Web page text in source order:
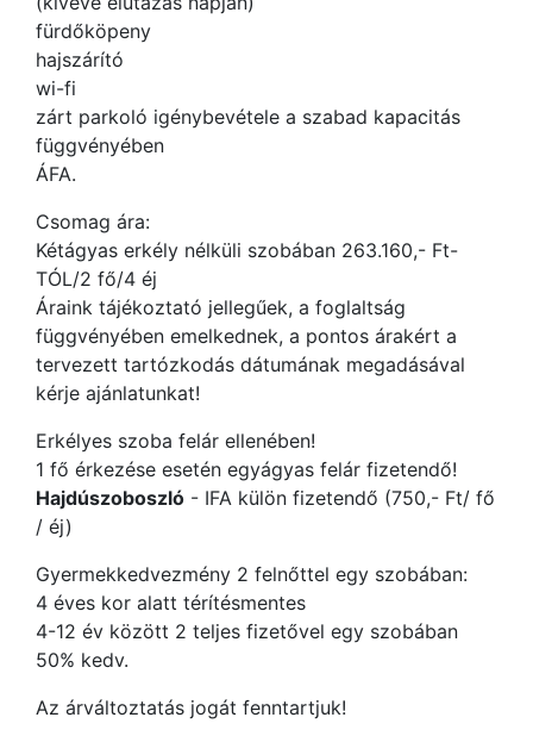
fürdőköpeny
hajszárító
wi-fi
zárt parkoló igénybevétele a szabad kapacitás
függvényében
ÁFA.
Csomag ára:
Kétágyas erkély nélküli szobában 263.160,- Ft-
TÓL/2 fő/4 éj
Áraink tájékoztató jellegűek, a foglaltság
függvényében emelkednek, a pontos árakért a
tervezett tartózkodás dátumának megadásával
kérje ajánlatunkat!
Erkélyes szoba felár ellenében!
1 fő érkezése esetén egyágyas felár fizetendő!
Hajdúszoboszló - IFA külön fizetendő (750,- Ft/ fő
/ éj)
Gyermekkedvezmény 2 felnőttel egy szobában:
4 éves kor alatt térítésmentes
4-12 év között 2 teljes fizetővel egy szobában
50% kedv.
Az árváltoztatás jogát fenntartjuk!